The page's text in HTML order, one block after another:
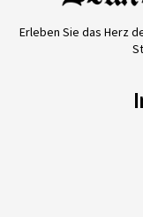
Erleben Sie das Herz